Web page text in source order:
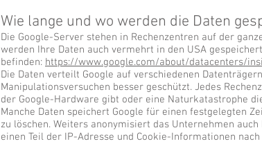
Wie lange und wo werden die Daten
Die Google-Server stehen in Rechenzentren auf der
werden Ihre Daten auch vermehrt in den USA
befinden: https://www.google.com/about/datacenters/
Die Daten verteilt Google auf verschiedenen
Manipulationsversuchen besser geschützt. Jedes
der Google-Hardware gibt oder eine Naturkatastrophe
Manche Daten speichert Google für einen festgelegten
zu löschen. Weiters anonymisiert das Unternehmen
einen Teil der IP-Adresse und Cookie-Informationen